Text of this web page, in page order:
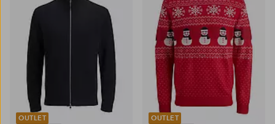
OUTLET
OUTLET